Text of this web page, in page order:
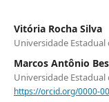
Vitória Rocha Silva
Universidade
Marcos Antônio
Universidade
https://orcid.org/0000-